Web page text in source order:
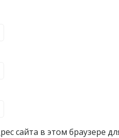
сайта в этом браузере